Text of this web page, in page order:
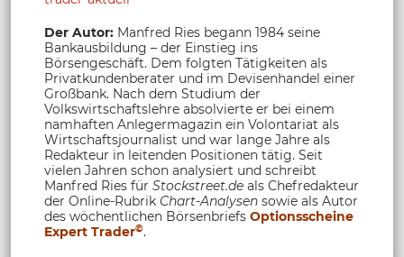
Der Autor: Manfred Ries begann 1984 seine
Bankausbildung – der Einstieg ins
Börsengeschäft. Dem folgten Tätigkeiten als
Privatkundenberater und im Devisenhandel einer
Großbank. Nach dem Studium der
Volkswirtschaftslehre absolvierte er bei einem
namhaften Anlegermagazin ein Volontariat als
Wirtschaftsjournalist und war lange Jahre als
Redakteur in leitenden Positionen tätig. Seit
vielen Jahren schon analysiert und schreibt
Manfred Ries für Stockstreet.de als Chefredakteur
der Online-Rubrik Chart-Analysen sowie als Autor
des wöchentlichen Börsenbriefs Optionsscheine
Expert Trader©.